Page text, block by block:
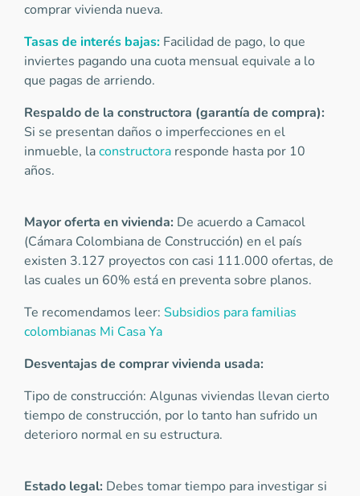
comprar vivienda nueva.
Tasas de interés bajas: Facilidad de pago, lo que
inviertes pagando una cuota mensual equivale a lo
que pagas de arriendo.
Respaldo de la constructora (garantía de compra):
Si se presentan daños o imperfecciones en el
inmueble, laconstructora responde hasta por 10
años.
Mayor oferta en vivienda: De acuerdo a Camacol
(Cámara Colombiana de Construcción) en el país
existen 3.127 proyectos con casi 111.000 ofertas, de
las cuales un 60% está en preventa sobre planos.
Te recomendamos leer: Subsidios para familias
colombianas Mi Casa Ya
Desventajas de comprar vivienda usada:
Tipo de construcción: Algunas viviendas llevan cierto
tiempo de construcción, por lo tanto han sufrido un
deterioro normal en su estructura.
Estado legal: Debes tomar tiempo para investigar si